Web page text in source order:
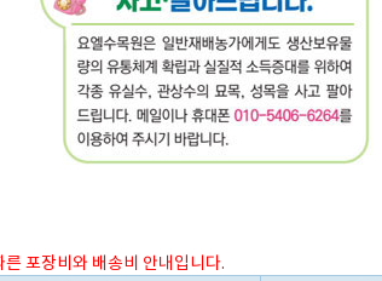
포장비와 배송비 안내입니다.